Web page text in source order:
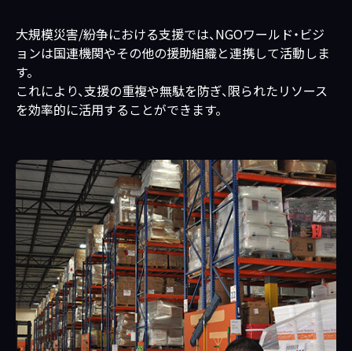
大規模災害/紛争における支援では、NGOワールド・ビジ
ョンは国連機関やその他の援助組織と連携して活動しま
す。
これにより、支援の重複や無駄を防ぎ、限られたリソース
を効率的に活用することができます。